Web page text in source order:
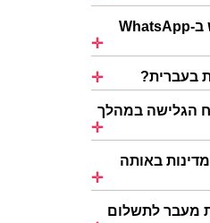
האם אפשר להשתמש ב-WhatsApp
בעברית?
הגלישה במהלך
באותה
מעבר לתשלום